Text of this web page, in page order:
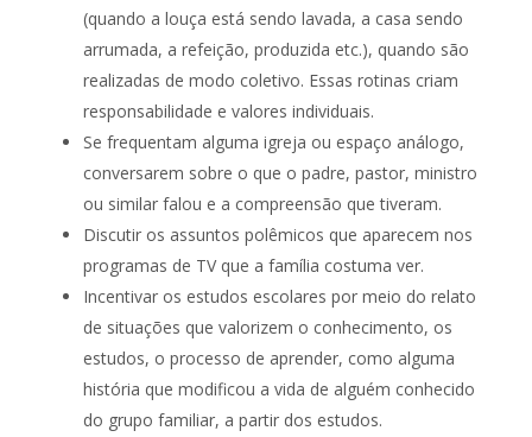
(quando a louça está sendo lavada, a casa sendo
arrumada, a refeição, produzida etc.), quando são
realizadas de modo coletivo. Essas rotinas criam
responsabilidade e valores individuais.
Se frequentam alguma igreja ou espaço análogo,
conversarem sobre o que o padre, pastor, ministro
ou similar falou e a compreensão que tiveram.
Discutir os assuntos polêmicos que aparecem nos
programas de TV que a família costuma ver.
Incentivar os estudos escolares por meio do relato
de situações que valorizem o conhecimento, os
estudos, o processo de aprender, como alguma
história que modificou a vida de alguém conhecido
do grupo familiar, a partir dos estudos.